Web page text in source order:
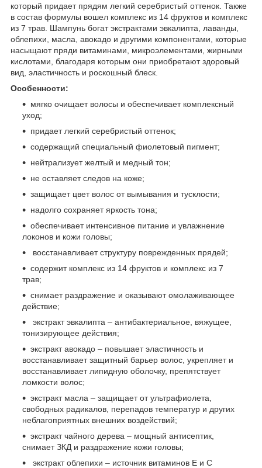
который придает прядям легкий серебристый оттенок. Также
в состав формулы вошел комплекс из 14 фруктов и комплекс
из 7 трав. Шампунь богат экстрактами эвкалипта, лаванды,
облепихи, масла, авокадо и другими компонентами, которые
насыщают пряди витаминами, микроэлементами, жирными
кислотами, благодаря которым они приобретают здоровый
вид, эластичность и роскошный блеск.
Особенности:
мягко очищает волосы и обеспечивает комплексный
уход;
придает легкий серебристый оттенок;
содержащий специальный фиолетовый пигмент;
нейтрализует желтый и медный тон;
не оставляет следов на коже;
защищает цвет волос от вымывания и тусклости;
надолго сохраняет яркость тона;
обеспечивает интенсивное питание и увлажнение
локонов и кожи головы;
восстанавливает структуру поврежденных прядей;
содержит комплекс из 14 фруктов и комплекс из 7
трав;
снимает раздражение и оказывают омолаживающее
действие;
экстракт эвкалипта – антибактериальное, вяжущее,
тонизирующее действия;
экстракт авокадо – повышает эластичность и
восстанавливает защитный барьер волос, укрепляет и
восстанавливает липидную оболочку, препятствует
ломкости волос;
экстракт масла – защищает от ультрафиолета,
свободных радикалов, перепадов температур и других
неблагоприятных внешних воздействий;
экстракт чайного дерева – мощный антисептик,
снимает ЗКД и раздражение кожи головы;
экстракт облепихи – источник витаминов Е и С